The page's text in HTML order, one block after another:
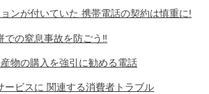
ンが付いていた 携帯電話の契約は慎重に!
での窒息事故を防ごう‼
物の購入を強引に勧める電話
ービスに 関連する消費者トラブル